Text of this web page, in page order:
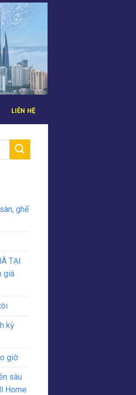
LIÊN HỆ
ghế
TẠI
giá
kỳ
giờ
sâu
Home